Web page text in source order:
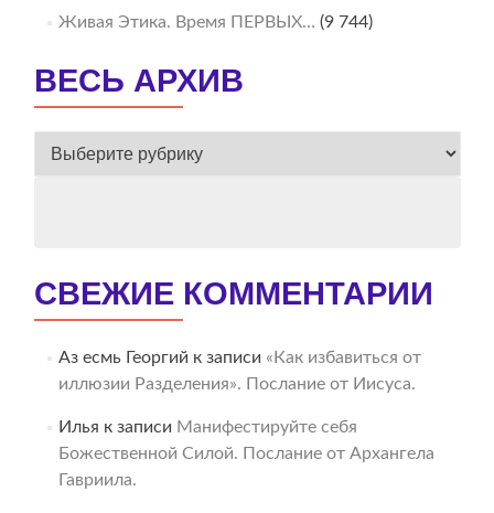
Живая Этика. Время ПЕРВЫХ… (9 744)
ВЕСЬ АРХИВ
ВЕСЬ
СВЕЖИЕ КОММЕНТАРИИ
Аз есмь Георгий к записи «Как избавиться от
иллюзии Разделения». Послание от Иисуса.
Илья к записи Манифестируйте себя
Божественной Силой. Послание от Архангела
Гавриила.